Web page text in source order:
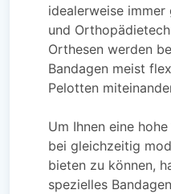
idealerweise
und
Orthesen werden
Bandagen meist
Pelotten
Um Ihnen eine
bei gleichzeitig
bieten zu können,
spezielles